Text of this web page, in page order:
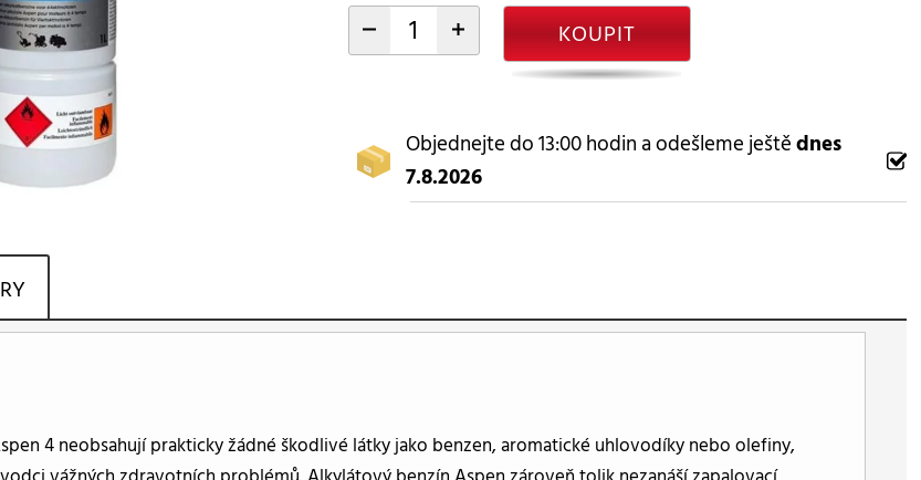
- + KOUPIT
Objednejte do 13:00 hodin a odešleme ještědnes
7.8.2026
4 neobsahují prakticky žádné škodlivé látky jako benzen, aromatické uhlovodíky nebo olefiny,